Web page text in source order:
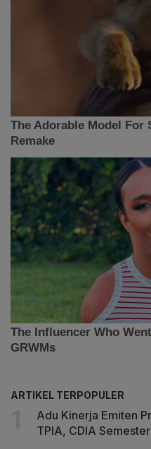
ARTIKEL TERPOPULER
Adu Kinerja Emiten
TPIA, CDIA